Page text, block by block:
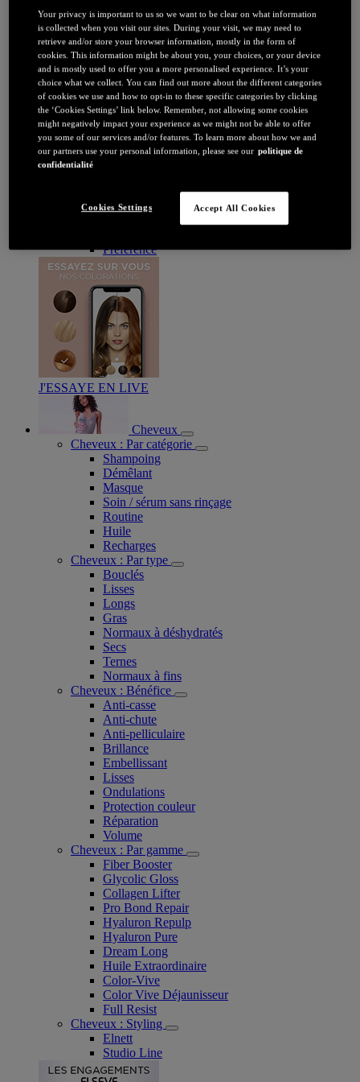
Brune / Noire
Rousse / Auburn
Eclaircissant
Tie & dye et balayage
Retouche racines
Flashy
Par durée
Permanente
Temporaire
Coloration : Par gamme
Age Perfect
Coloration Homme
Cool Silver
Préférence
J'ESSAYE EN LIVE
Cheveux
Cheveux : Par catégorie
Shampoing
Démêlant
Masque
Soin / sérum sans rinçage
Routine
Huile
Recharges
Cheveux : Par type
Bouclés
Lisses
Longs
Gras
Normaux à déshydratés
Secs
Ternes
Normaux à fins
Cheveux : Bénéfice
Anti-casse
Anti-chute
Anti-pelliculaire​
Brillance
Embellissant
Lisses
Ondulations
Protection couleur​
Réparation
Volume
Cheveux : Par gamme
Fiber Booster
Glycolic Gloss
Collagen Lifter
Pro Bond Repair
Hyaluron Repulp
Hyaluron Pure
Dream Long
Huile Extraordinaire
Color-Vive
Color Vive Déjaunisseur
Full Resist
Cheveux : Styling
Elnett
Studio Line
Your privacy is important to us so we want to be clear on what information
is collected when you visit our sites. During your visit, we may need to
retrieve and/or store your browser information, mostly in the form of
cookies. This information might be about you, your choices, or your device
and is mostly used to offer you a more personalised experience. It’s your
choice what we collect. You can find out more about the different categories
of cookies we use and how to opt-in to these specific categories by clicking
the ‘Cookies Settings’ link below. Remember, not allowing some cookies
might negatively impact your experience as we might not be able to offer
you some of our services and/or features. To learn more about how we and
our partners use your personal information, please see our politique de
confidentialité
Cookies Settings Accept All Cookies